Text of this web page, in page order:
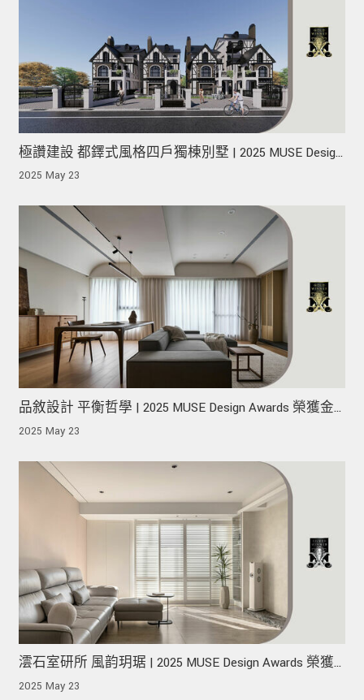
極讚建設 都鐸式風格四戶獨棟別墅 | 2025 MUSE Design
Awards 榮獲金獎！
2025 May 23
品敘設計 平衡哲學 | 2025 MUSE Design Awards 榮獲金
獎！
2025 May 23
澐石室研所 風韵玥琚 | 2025 MUSE Design Awards 榮獲
銀獎！
2025 May 23